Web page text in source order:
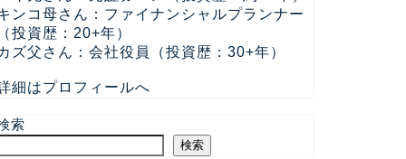
ンコ母さん：ファイナンシャルプランナー
投資歴：20+年）
ズ父さん：会社役員（投資歴：30+年）
細はプロフィールへ
索
検索